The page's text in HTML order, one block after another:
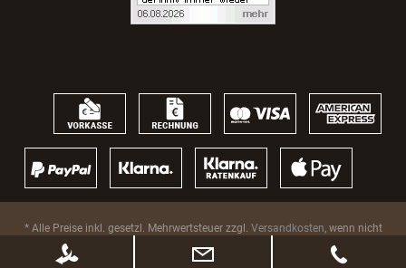
* Alle Preise inkl. gesetzl. Mehrwertsteuer zzgl. Versandkosten, wenn nicht
anders beschrieben. Ggf. Anpassung der Preise nach Änderung des
Lieferlandes (Standard Österreich)